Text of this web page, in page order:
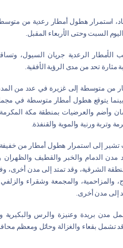
استمرار هطول أمطار رعدية من
السبت وحتى الأربعاء المقبل.
الأمطار الرعدية جريان السيول،
تحد من مدى الرؤية الأفقية.
من متوسطة إلى غزيرة في عدد من
بينما يتوقع هطول أمطار متوسطة في
وأضم والعرضيات بمنطقة مكة المكرمة،
وتربة ورنية والموية والقنفذة.
تشير إلى استمرار هطول أمطار من
مدن الدمام والخبر والقطيف
الشرقية، وقد تمتد إلى مدن أخرى،
والمزاحمية، والمجمعة وشقراء والزلفي
إلى مدن أخرى.
مدن بريدة وعنيزة والرس
تشمل بقعاء والغزالة وحائل ومعظم